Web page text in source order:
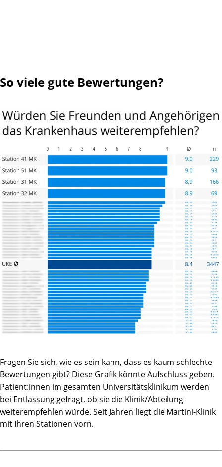
So viele gute Bewertungen?
Fragen Sie sich, wie es sein kann, dass es kaum schlechte
Bewertungen gibt? Diese Grafik könnte Aufschluss geben.
Patient:innen im gesamten Universitätsklinikum werden
bei Entlassung gefragt, ob sie die Klinik/Abteilung
weiterempfehlen würde. Seit Jahren liegt die Martini-Klinik
mit Ihren Stationen vorn.